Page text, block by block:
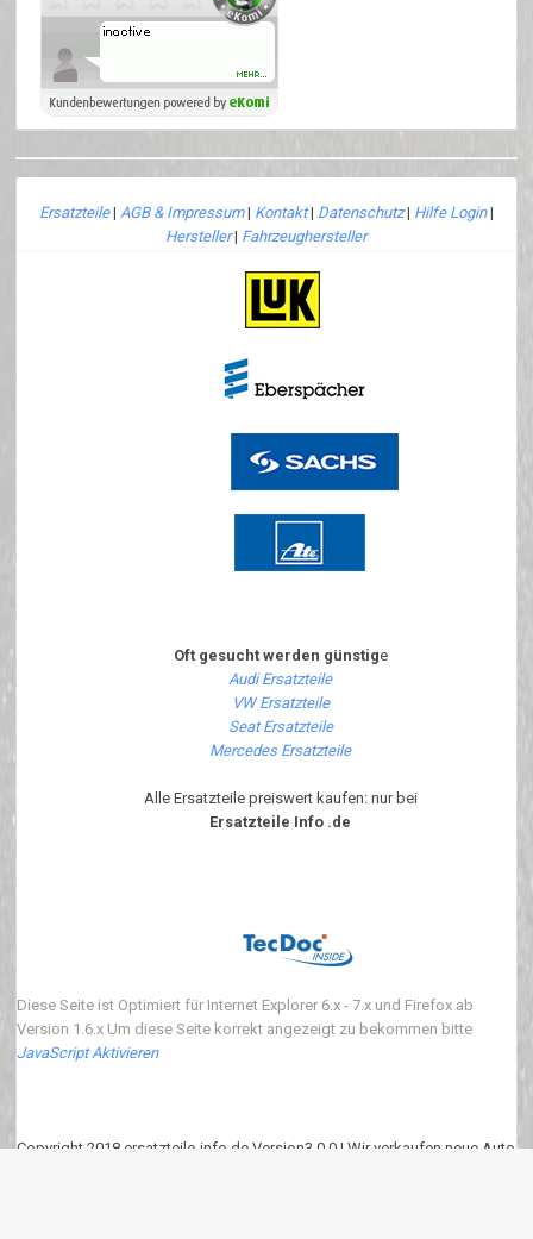
Ersatzteile| AGB & Impressum| Kontakt| Datenschutz| Hilfe Login|
Hersteller| Fahrzeughersteller
Oft gesucht werden günstige
Audi Ersatzteile
VW Ersatzteile
Seat Ersatzteile
Mercedes Ersatzteile
Alle Ersatzteile preiswert kaufen: nur bei
Ersatzteile Info .de
Diese Seite ist Optimiert für Internet Explorer 6.x - 7.x und Firefox ab
Version 1.6.x Um diese Seite korrekt angezeigt zu bekommen bitte
JavaScript Aktivieren
Copyright 2018 ersatzteile-info.de Version3.0.0 | Wir verkaufen neue Auto